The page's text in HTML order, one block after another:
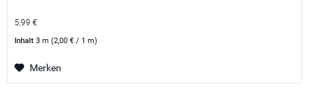
5,99 €
Inhalt3 m(2,00 € / 1 m)
Merken